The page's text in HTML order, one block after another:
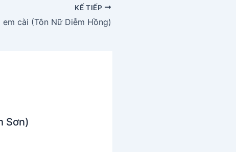
KẾ TIẾP
em cài (Tôn Nữ Diễm Hồng)
Sơn)